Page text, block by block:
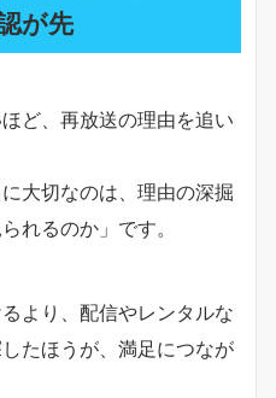
が先
ど、再放送の理由を追い
大切なのは、理由の深掘
れるのか」です。
より、配信やレンタルな
たほうが、満足につなが